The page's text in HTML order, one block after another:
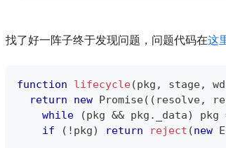
找了好一阵子终于发现问题，问题代码在这
function lifecycle(pkg , stage, wd
return
new Promise( ( resolve,
while
(pkg && pkg . _data) pkg
if
( ! pkg) return reject (new